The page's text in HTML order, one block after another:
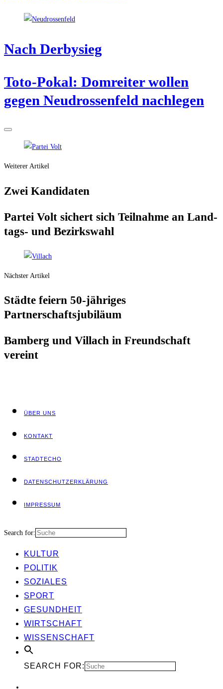
Nach Der­by­sieg
Toto-Pokal: Dom­rei­ter wol­len
gegen Neu­dros­sen­feld nachlegen
Weiterer Artikel
Zwei Kan­di­da­ten
Par­tei Volt sichert sich Teil­nah­me an Land­
tags- und Bezirkswahl
Nächster Artikel
Städ­te fei­ern 50-jäh­ri­ges
Partnerschaftsjubiläum
Bam­berg und Vil­lach in Freund­schaft
vereint
ÜBER UNS
KON­TAKT
STADT­ECHO
DATEN­SCHUTZ­ER­KLÄ­RUNG
IMPRES­SUM
Search for:
KUL­TUR
POLI­TIK
SOZIA­LES
SPORT
GESUND­HEIT
WIRT­SCHAFT
WIS­SEN­SCHAFT
SEARCH FOR: